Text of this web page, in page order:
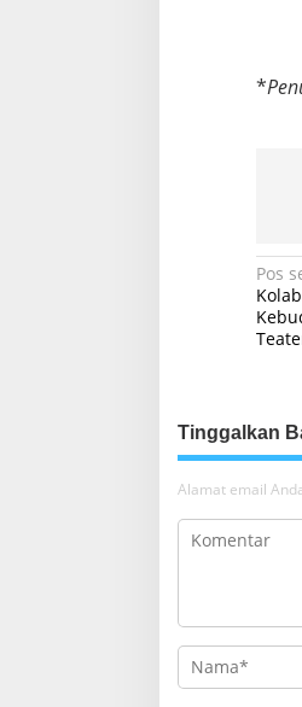
*
N
a
v
a
s
i
p
s
Pos
Tinggalkan
Alamat email